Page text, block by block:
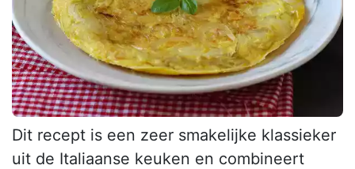
Dit recept is een zeer smakelijke klassieker
uit de Italiaanse keuken en combineert